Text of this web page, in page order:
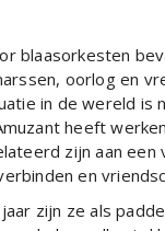
blaasorkesten
oorlog en
in de wereld is
heeft
zijn aan een
en
zijn ze als